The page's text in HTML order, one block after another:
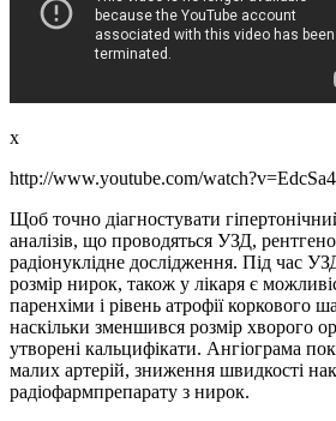
x
http://www.youtube.com/
Щоб точно діагностувати
аналізів, що проводяться УЗД,
радіонуклідне дослідження. Під час
розмір нирок, також у лікаря є
паренхіми і рівень атрофії коркового
наскільки зменшився розмір хворого
утворені кальцифікати. Ангіограма
малих артерій, зниження швидкості
радіофармпрепарату з нирок.